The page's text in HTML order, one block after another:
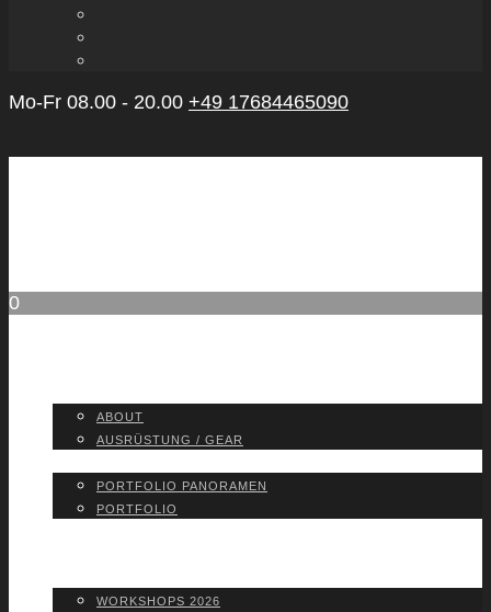
Mo-Fr 08.00 - 20.00 +49 17684465090
0
ABOUT
AUS­RÜS­TUNG / GEAR
PORT­FO­LIO PAN­ORA­MEN
PORT­FO­LIO
WORK­SHOPS 2026